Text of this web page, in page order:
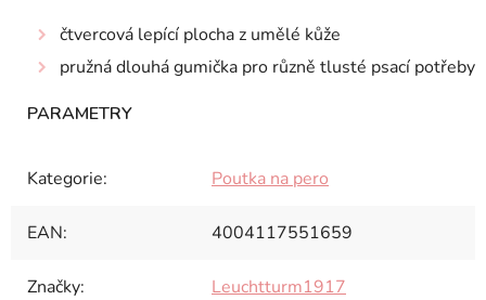
čtvercová lepící plocha z umělé kůže
pružná dlouhá gumička pro různě tlusté psací potřeby
Kategorie: Poutka na pero
EAN: 4004117551659
Značky: Leuchtturm1917